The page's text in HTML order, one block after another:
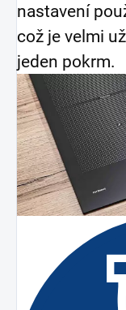
nastavení
což je velmi
jeden pokrm.